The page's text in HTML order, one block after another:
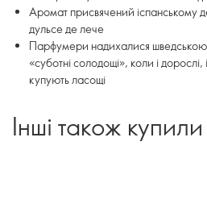
Аромат присвячений іспанському
дульсе де лече
Парфумери надихалися
«суботні солодощі», коли і дорослі,
купують ласощі
Інші також купили